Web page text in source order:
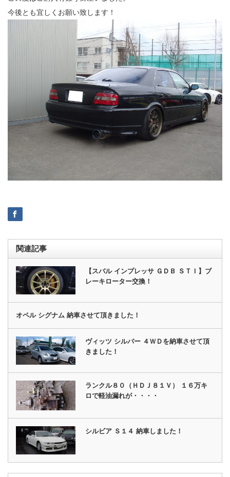
今後とも宜しくお願い致します！
関連記事
【スバル インプレッサ ＧＤＢ ＳＴＩ】ブ
レーキローター交換！
オペル シグナム 納車させて頂きました！
ヴィッツ シルバー ４ＷＤを納車させて頂
きました！
ランクル８０（ＨＤＪ８１Ｖ） １６万キ
ロで軽油漏れが・・・・
シルビア Ｓ１４ 納車しました！